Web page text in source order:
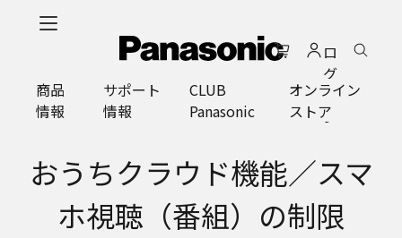
ロ
グ
イ
ン
商品
情報
サポート
情報
CLUB
Panasonic
オンライン
ストア
おうちクラウド機能／スマ
ホ視聴（番組）の制限